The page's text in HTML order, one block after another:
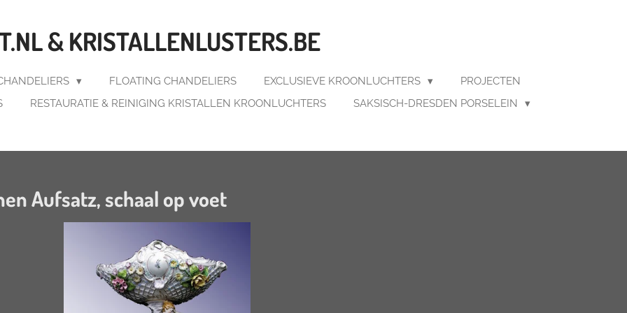
& KRISTALLENLUSTERS.BE
FLOATING CHANDELIERS EXCLUSIEVE KROONLUCHTERS
PROJECTEN
RESTAURATIE & REINIGING KRISTALLEN KROONLUCHTERS
SAKSISCH-DRESDEN PORSELEIN
Aufsatz, schaal op voet